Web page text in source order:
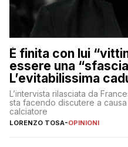
È finita con lui
essere una
L’evitabilissima
L’intervista rilasciata da
sta facendo discutere a
calciatore
LORENZO TOSA-OPINIONI